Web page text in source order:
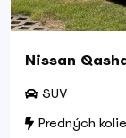
Nissan
SUV
Predných